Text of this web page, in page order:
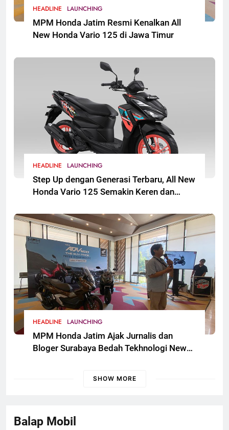
HEADLINE LAUNCHING
MPM Honda Jatim Resmi Kenalkan All
New Honda Vario 125 di Jawa Timur
HEADLINE LAUNCHING
Step Up dengan Generasi Terbaru, All New
Honda Vario 125 Semakin Keren dan
Jawa Timur
HEADLINE LAUNCHING
MPM Honda Jatim Ajak Jurnalis dan
Bloger Surabaya Bedah Tekhnologi New
SHOW MORE
Balap Mobil